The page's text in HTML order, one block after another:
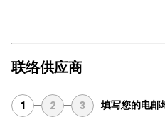
联络供应商
1 2 3 填写您的电邮